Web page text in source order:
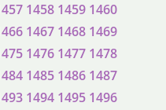
1458 1459 1460
1467 1468 1469
1476 1477 1478
1485 1486 1487
1494 1495 1496